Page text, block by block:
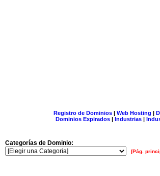
Registro de Dominios| Web Hosting |
Dominios Expirados | Industrias |
Categorías de Dominio:
[Pág.